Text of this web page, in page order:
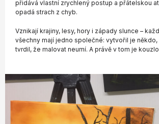
přidává vlastní zrychlený postup a přátelskou
opadá strach z chyb.
Vznikají krajiny, lesy, hory i západy slunce –
všechny mají jedno společné: vytvořil je někdo,
tvrdil, že malovat neumí. A právě v tom je